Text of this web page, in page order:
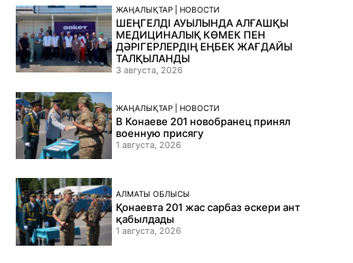
ЖАҢАЛЫҚТАР | НОВОСТИ
ШЕҢГЕЛДІ АУЫЛЫНДА АЛҒАШҚЫ
МЕДИЦИНАЛЫҚ КӨМЕК ПЕН
ДӘРІГЕРЛЕРДІҢ ЕҢБЕК ЖАҒДАЙЫ
ТАЛҚЫЛАНДЫ
3 августа, 2026
ЖАҢАЛЫҚТАР | НОВОСТИ
В Конаеве 201 новобранец принял
военную присягу
1 августа, 2026
АЛМАТЫ ОБЛЫСЫ
Қонаевта 201 жас сарбаз әскери ант
қабылдады
1 августа, 2026